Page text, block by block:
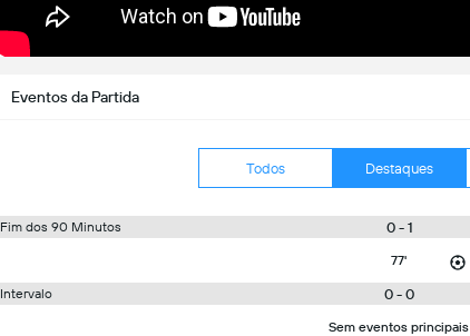
Eventos da Partida
Todos Destaques
Fim dos 90 Minutos 0 - 1
77'
Intervalo 0 - 0
Sem eventos principais